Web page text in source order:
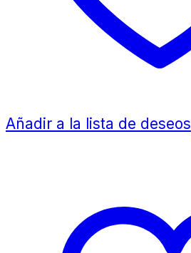
Añadir a la lista de deseos